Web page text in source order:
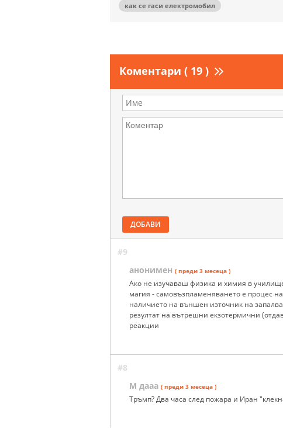
как се гаси електромобил
Коментари ( 19 )
ДОБАВИ
#9
анонимен ( преди 3 месеца )
Ако не изучаваш физика и химия в
магия - самовъзпламеняването е процес
наличието на външен източник на
резултат на вътрешни екзотермични
реакции
#8
М дааа ( преди 3 месеца )
Тръмп? Два часа след пожара и Иран